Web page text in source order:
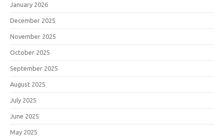
January 2026
December 2025
November 2025
October 2025
September 2025
August 2025
July 2025
June 2025
May 2025